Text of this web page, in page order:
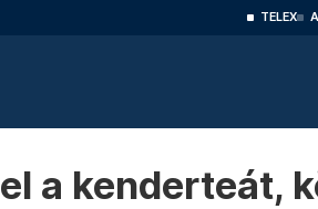
TELEX
a kenderteát,